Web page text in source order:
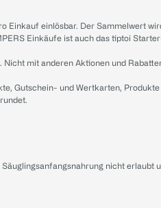
Einkauf einlösbar. Der Sammelwert
Einkäufe ist auch das tiptoi
mit anderen Aktionen und
Gutschein- und Wertkarten,
nicht erlaubt